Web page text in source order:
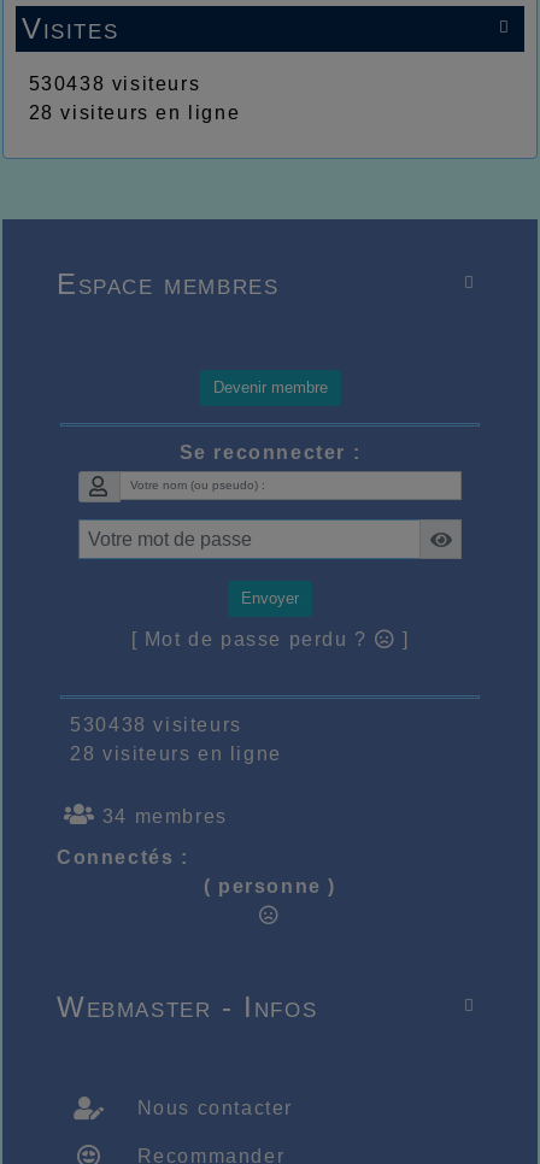

Visites
530438 visiteurs
28 visiteurs en ligne

Espace membres
Devenir membre
Se reconnecter :
Envoyer
[ Mot de passe perdu ? ]
530438 visiteurs
28 visiteurs en ligne
34 membres
Connectés :
( personne )

Webmaster - Infos
Nous contacter
Recommander